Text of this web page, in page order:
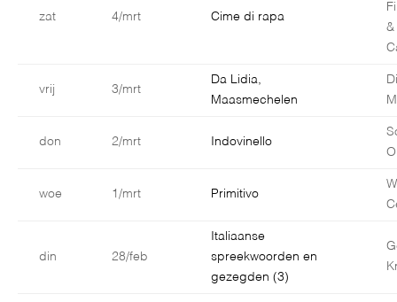
zat 4/mrt Cime di rapa
&
vrij 3/mrt
Da Lidia,
Maasmechelen
don 2/mrt Indovinello
woe 1/mrt Primitivo
din 28/feb
Italiaanse
spreekwoorden en
gezegden (3)